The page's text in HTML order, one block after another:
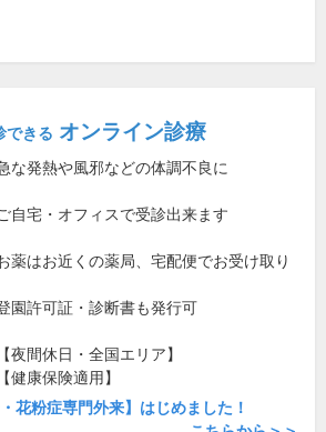
できる オンライン診療
な発熱や風邪などの体調不良に
自宅・オフィスで受診出来ます
薬はお近くの薬局、宅配便でお受け取り
園許可証・診断書も発行可
【夜間休日・全国エリア】
【健康保険適用】
・花粉症専門外来】はじめました！